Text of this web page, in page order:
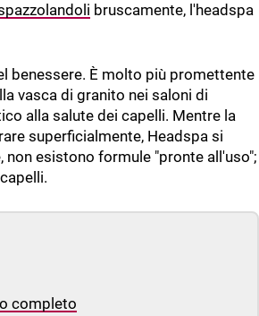
bruscamente, l'headspa
benessere. È molto più promettente
vasca di granito nei saloni di
alla salute dei capelli. Mentre la
superficialmente, Headspa si
esistono formule "pronte all'uso";
completo